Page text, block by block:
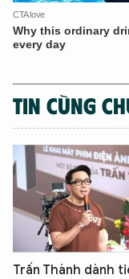
TIN CÙNG
Trấn Thành dành